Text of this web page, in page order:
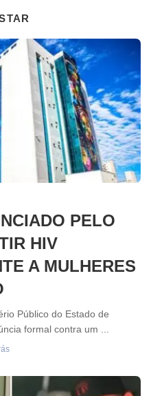
PELO
HIV
A MULHERES
Público do Estado de
formal contra um ...